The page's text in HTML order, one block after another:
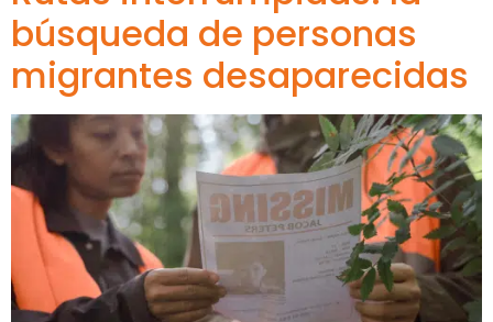
búsqueda de personas
migrantes desaparecidas